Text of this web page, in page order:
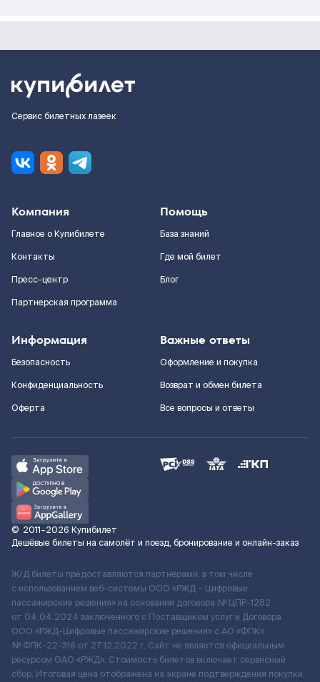
Сервис билетных лазеек
Компания
Главное о Купибилете
Контакты
Пресс-центр
Партнерская программа
Помощь
База знаний
Где мой билет
Блог
Информация
Безопасность
Конфиденциальность
Оферта
Важные ответы
Оформление и покупка
Возврат и обмен билета
Все вопросы и ответы
© 2011–2026 Купибилет
Дешёвые билеты на самолёт и поезд, бронирование и онлайн-заказ
Ж/Д билеты предоставляются партнёрами, в том числе
с использованием веб-системы ООО «РЖД – Цифровые
пассажирские решения» на основании договора № ЦПР-1282
от 04.04.2024 заключенного с Поставщиком услуг и Договора
ООО «РЖД-Цифровые пассажирские решения» c АО «ФПК»
№ ФПК-22-316 от 27.12.2022 г. Сайт не является официальным
ресурсом ОАО «РЖД». Стоимость билетов включает сервисный
сбор. Итоговая цена отображена на экране подтверждения покупки.